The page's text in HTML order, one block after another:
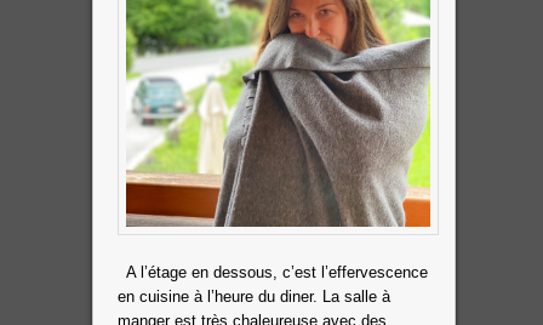
A l’étage en dessous, c’est l’effervescence
en cuisine à l’heure du diner. La salle à
manger est très chaleureuse avec des